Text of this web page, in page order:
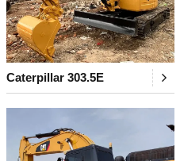
Caterpillar 303.5E